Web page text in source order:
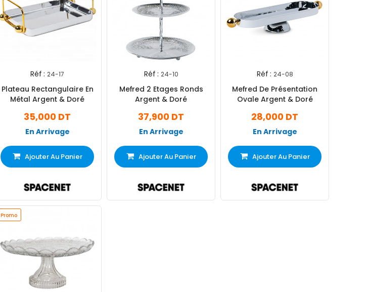
Réf : 24-17
Plateau Rectangulaire En
Métal Argent & Doré
35,000 DT
En Arrivage
Ajouter Au Panier
Réf : 24-10
Mefred 2 Etages Ronds
Argent & Doré
37,900 DT
En Arrivage
Ajouter Au Panier
Réf : 24-08
Mefred De Présentation
Ovale Argent & Doré
28,000 DT
En Arrivage
Ajouter Au Panier
Promo